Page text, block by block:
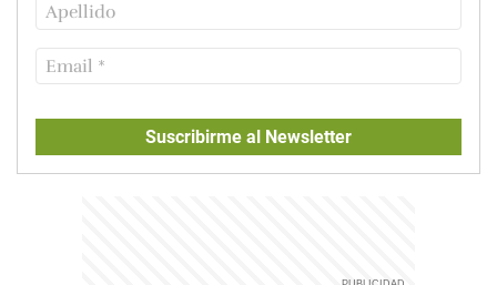
Suscribirme al Newsletter